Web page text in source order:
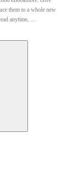
them to a whole new
anytime, ...